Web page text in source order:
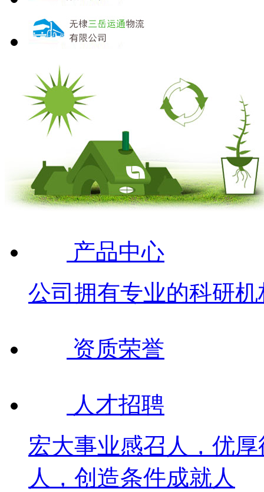
产品中心
公司拥有专业的科研
资质荣誉
人才招聘
宏大事业感召人，优
人，创造条件成就人